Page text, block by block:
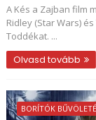
A Kés a Zajban film
Ridley (Star Wars)
Toddékat. ...
Olvasd tovább
BORÍTÓK